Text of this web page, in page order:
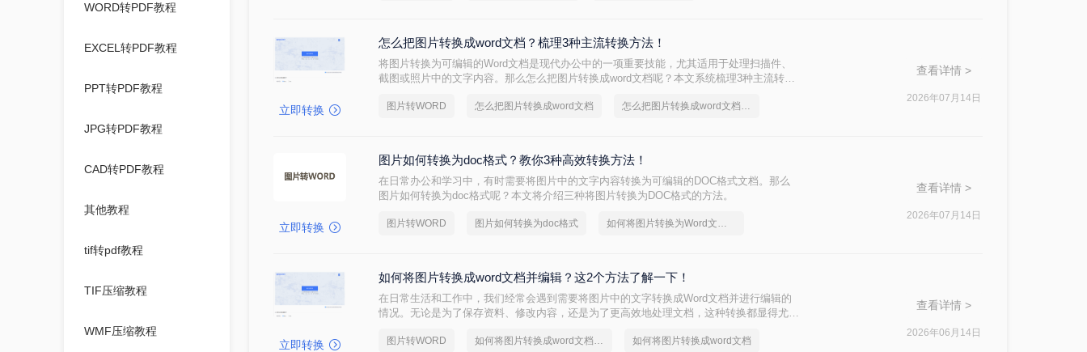
WORD转PDF教程
EXCEL转PDF教程
PPT转PDF教程
JPG转PDF教程
CAD转PDF教程
其他教程
tif转pdf教程
TIF压缩教程
WMF压缩教程
立即转换
怎么把图片转换成word文档？梳理3种主流转换方法！
将图片转换为可编辑的Word文档是现代办公中的一项重要技能，尤其适用于处理扫描件、
截图或照片中的文字内容。那么怎么把图片转换成word文档呢？本文系统梳理3种主流转换
图片转WORD 怎么把图片转换成word文档 怎么把图片转换成word文档格式
查看详情 >
2026年07月14日
立即转换
图片如何转换为doc格式？教你3种高效转换方法！
在日常办公和学习中，有时需要将图片中的文字内容转换为可编辑的DOC格式文档。那么
图片如何转换为doc格式呢？本文将介绍三种将图片转换为DOC格式的方法。
图片转WORD 图片如何转换为doc格式 如何将图片转换为Word文档格式
查看详情 >
2026年07月14日
立即转换
如何将图片转换成word文档并编辑？这2个方法了解一下！
在日常生活和工作中，我们经常会遇到需要将图片中的文字转换成Word文档并进行编辑的
情况。无论是为了保存资料、修改内容，还是为了更高效地处理文档，这种转换都显得尤为
标。
图片转WORD 如何将图片转换成word文档并编辑 如何将图片转换成word文档
查看详情 >
2026年06月14日